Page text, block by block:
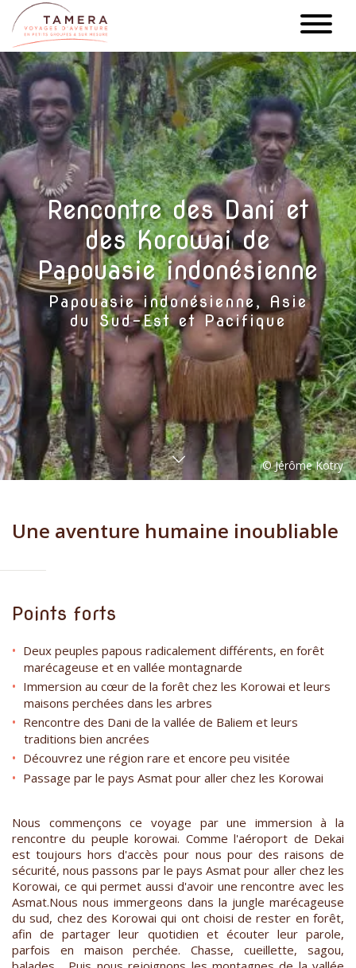
Aller
au
contenu
principal
Rencontre des Dani et
des Korowai de
Papouasie indonésienne
Papouasie indonésienne, Asie
du Sud-Est et Pacifique
Une aventure humaine inoubliable
Points forts
Deux peuples papous radicalement différents, en forêt
marécageuse et en vallée montagnarde
Immersion au cœur de la forêt chez les Korowai et leurs
maisons perchées dans les arbres
Rencontre des Dani de la vallée de Baliem et leurs
traditions bien ancrées
Découvrez une région rare et encore peu visitée
Passage par le pays Asmat pour aller chez les Korowai
Nous commençons ce voyage par une immersion à la
rencontre du peuple korowai. Comme l'aéroport de Dekai
est toujours hors d'accès pour nous pour des raisons de
sécurité, nous passons par le pays Asmat pour aller chez les
Korowai, ce qui permet aussi d'avoir une rencontre avec les
Asmat.Nous nous immergeons dans la jungle marécageuse
du sud, chez des Korowai qui ont choisi de rester en forêt,
afin de partager leur quotidien et écouter leur parole,
parfois en maison perchée. Chasse, cueillette, sagou,